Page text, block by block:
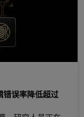
错误率降低超过